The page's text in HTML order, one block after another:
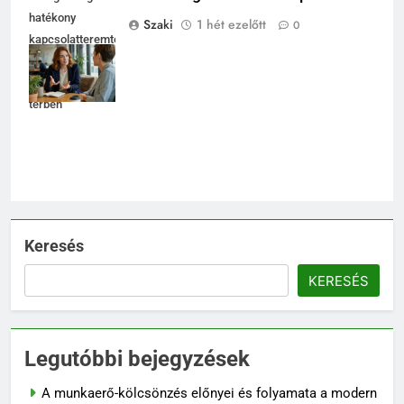
hatékony
kapcsolatteremtés
fényes
coworking
térben
Szaki
1 hét ezelőtt 0
Keresés
KERESÉS
Legutóbbi bejegyzések
A munkaerő-kölcsönzés előnyei és folyamata a modern